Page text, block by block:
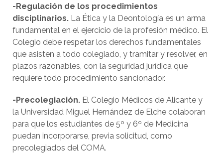
-Regulación de los procedimientos
disciplinarios. La Ética y la Deontología es un arma
fundamental en el ejercicio de la profesión médico. El
Colegio debe respetar los derechos fundamentales
que asisten a todo colegiado, y tramitar y resolver, en
plazos razonables, con la seguridad jurídica que
requiere todo procedimiento sancionador.
-Precolegiación. El Colegio Médicos de Alicante y
la Universidad Miguel Hernández de Elche colaboran
para que los estudiantes de 5º y 6º de Medicina
puedan incorporarse, previa solicitud, como
precolegiados del COMA.